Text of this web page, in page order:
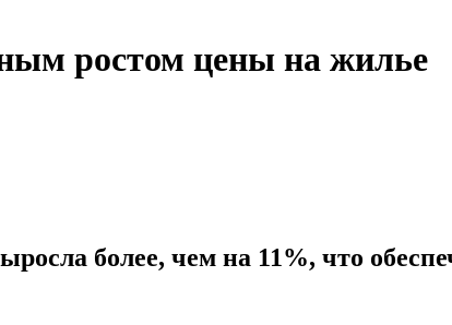
ростом цены на жилье
более, чем на 11%, что